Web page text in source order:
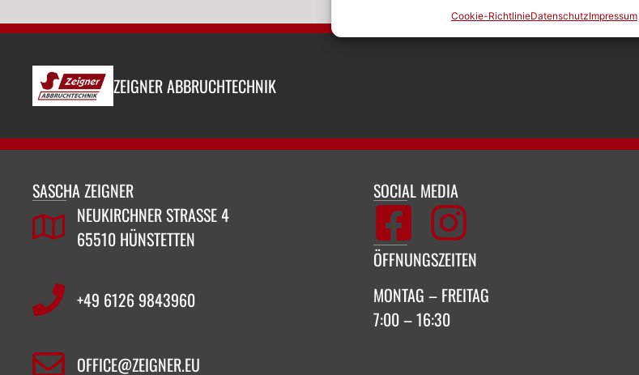
Cookie-RichtlinieDatenschutzImpressum
ZEIGNER ABBRUCHTECHNIK
SASCHA ZEIGNER
NEUKIRCHNER STRASSE 4
65510 HÜNSTETTEN
+49 6126 9843960‬
OFFICE@ZEIGNER.EU
SOCIAL MEDIA
ÖFFNUNGSZEITEN
MONTAG – FREITAG
7:00 – 16:30